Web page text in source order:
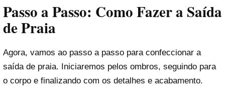
Passo a Passo: Como Fazer a Saída
de Praia
Agora, vamos ao passo a passo para confeccionar a
saída de praia. Iniciaremos pelos ombros, seguindo para
o corpo e finalizando com os detalhes e acabamento.